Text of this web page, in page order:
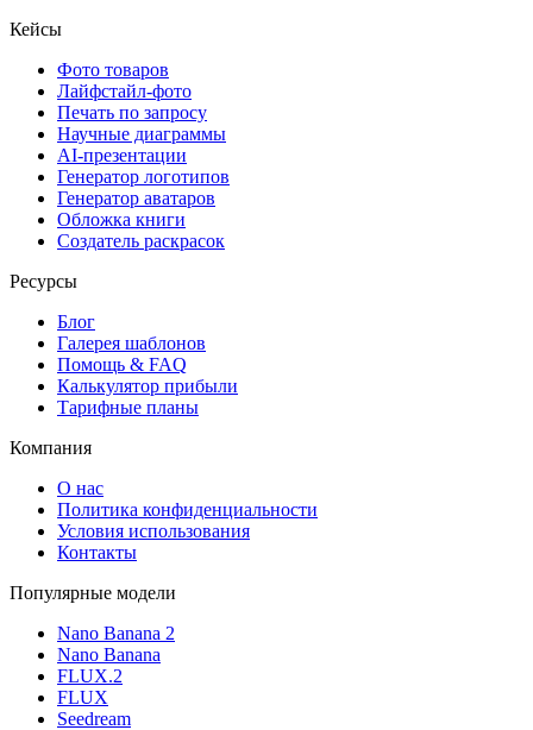
Кейсы
Фото товаров
Лайфстайл-фото
Печать по запросу
Научные диаграммы
AI-презентации
Генератор логотипов
Генератор аватаров
Обложка книги
Создатель раскрасок
Ресурсы
Блог
Галерея шаблонов
Помощь & FAQ
Калькулятор прибыли
Тарифные планы
Компания
О нас
Политика конфиденциальности
Условия использования
Контакты
Популярные модели
Nano Banana 2
Nano Banana
FLUX.2
FLUX
Seedream